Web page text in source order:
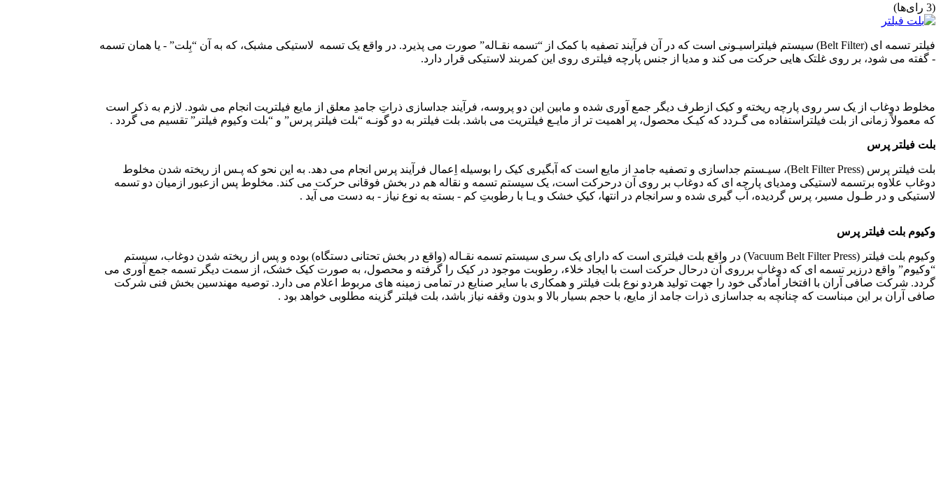
(3 رای‌ها)
فيلتر تسمه ای (Belt Filter) سیستم فيلتراسیـونی است که در آن فرآيند تصفيه با کمک از “تسمه نقـاله” صورت می پذيرد. در واقع یک تسمه لاستیکی مشبک، که به آن “بِلت” - یا همان تسمه
- گفته می شود، بر روی غلتک هایی حرکت می کند و مدیا از جنس پارچه فیلتری روی اين کمربند لاستیکی قرار دارد.
مخلوط دوغاب از یک سر روی پارچه ريخته و کیک ازطرف دیگر جمع آوری شده و مابين اين دو پروسه، فرآيند جداسازی ذراتِ جامدِ معلق از مايع فيلتريت انجام می شود. لازم به ذکر است
که معمولاً زمانی از بلت فيلتراستفاده می گـردد که کیـک محصول، پر اهمیت تر از مایـع فیلتریت می باشد. بلت فيلتر به دو گونـه “بلت فیلتر پرس” و “بلت وکيوم فيلتر” تقسيم می گردد .
بلت فیلتر پرس
بلت فیلتر پرس (Belt Filter Press)، سیـستم جداسازی و تصفیه جامد از مایع است که آبگیری کیک را بوسیله اِعمال فرآیند پرس انجام می دهد. به این نحو که پـس از ریخته شدن مخلوط
دوغاب علاوه برتسمه لاستیکی ومدیای پارچه ای که دوغاب بر روی آن درحرکت است، یک سیستم تسمه و نقاله هم در بخش فوقانی حرکت می کند. مخلوط پس ازعبور ازمیان دو تسمه
لاستیکی و در طـول مسیر، پرس گردیده، آب گیری شده و سرانجام در انتها، کیکِ خشک و یـا با رطوبتِ کم - بسته به نوع نیاز - به دست می آید .
وکیوم بلت فیلتر پرس
وکیوم بلت فيلتر (Vacuum Belt Filter Press) در واقع بلت فیلتری است که دارای یک سری سیستم تسمه نقـاله (واقع در بخش تحتانی دستگاه) بوده و پس از ریخته شدن دوغاب، سیستم
“وکیوم” واقع درزیر تسمه ای که دوغاب برروی آن درحال حرکت است با ایجاد خلاء، رطوبت موجود در کیک را گرفته و محصول، به صورت کیک خشک، از سمت دیگر تسمه جمع آوری می
گردد. شرکت صافی آران با افتخار آمادگی خود را جهت تولید هردو نوع بلت فیلتر و همکاری با سایر صنایع در تمامی زمینه های مربوط اعلام می دارد. توصیه مهندسین بخش فنی شرکت
صافی آران بر اين مبناست که چنانچه به جداسازی ذرات جامد از مایع، با حجم بسیار بالا و بدون وقفه نیاز باشد، بلت فیلتر گزینه مطلوبی خواهد بود .